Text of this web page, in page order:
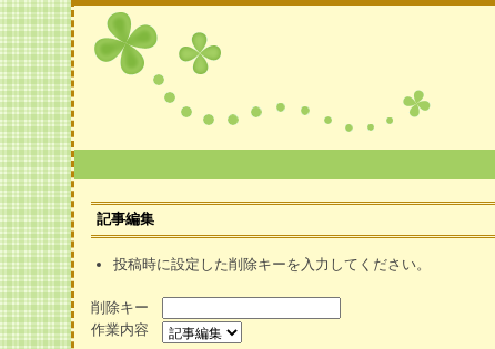
記事編集
投稿時に設定した削除キーを入力してください。
削除キー
作業内容